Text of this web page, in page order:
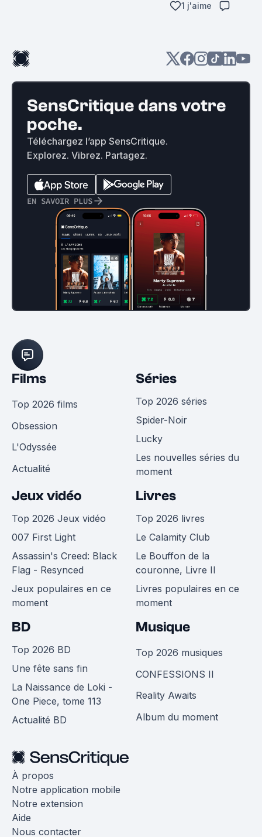
1 j'aime
SensCritique dans votre
poche.
Téléchargez l’app SensCritique.
Explorez. Vibrez. Partagez.
EN SAVOIR PLUS
Films
Top 2026 films
Obsession
L'Odyssée
Actualité
Séries
Top 2026 séries
Spider-Noir
Lucky
Les nouvelles séries du
moment
Jeux vidéo
Top 2026 Jeux vidéo
007 First Light
Assassin's Creed: Black
Flag - Resynced
Jeux populaires en ce
moment
Livres
Top 2026 livres
Le Calamity Club
Le Bouffon de la
couronne, Livre II
Livres populaires en ce
moment
BD
Top 2026 BD
Une fête sans fin
La Naissance de Loki -
One Piece, tome 113
Actualité BD
Musique
Top 2026 musiques
CONFESSIONS II
Reality Awaits
Album du moment
À propos
Notre application mobile
Notre extension
Aide
Nous contacter